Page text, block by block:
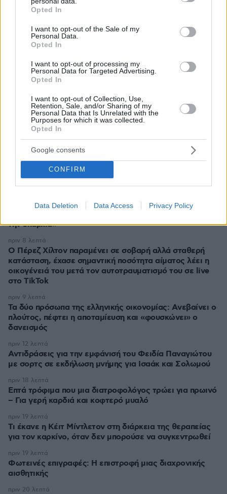
grant or deny consent to Google and its third-party tags to
use your data for below specified purposes in below Google
consent section.
Opted In
I want to opt-out of the Sale of my
Personal Data.
Opted In
I want to opt-out of processing my
Personal Data for Targeted Advertising.
Opted In
I want to opt-out of Collection, Use,
Retention, Sale, and/or Sharing of my
Personal Data that Is Unrelated with the
Purposes for which it was collected.
Opted In
Google consents
CONFIRM
Data Deletion Data Access Privacy Policy
Πώς το τελεσίγραφο Πολάκη επισπεύδει τον σχεδιασμό
Τσίπρα: Τα ψηφοδέλτια, η Κεντρική Επιτροπή και οι…
11.06.2026, 08:41
ΡΟΗ ΕΙΔΗΣΕΩΝ
Ειδήσεις Σχολιασμένα
Τα πιο ακριβά ηλεκτρικά αυτοκίνητα παγκοσμίως
πριν 3 λεπτά
την επαρχία»
πριν 7 λεπτά
Ο Πέρεζ Χίλτον παραμένει σε σοβαρή αλλά σταθερή
κατάσταση, έχασε σημαντική ποσότητα αίματος λέει η
οικογένειά του μετά τον αυτοτραυματισμό του σε live
στο TikTok
πριν 8 λεπτά
Τα δύο πρόσωπα της ελληνικής οικονομίας: Aνεβαίνει ο
πλούτος, πέφτει η αποταμίευση και «φουσκώνει» ο
δανεισμός
πριν 9 λεπτά
Αντιδράσεις για την εμφάνισή του Φειδία Παναγιώτου
με σορτς σε εκδήλωση μνήμης για Ισαάκ και Σολωμού
πριν 12 λεπτά
Επτά τρόφιμα που μια διατροφολόγος τρώει για πρωινό
– Για γερή καρδιά και κοφτερό μυαλό
πριν 18 λεπτά
Τι έκανε η Κέιτ Μίντλετον στη διάρκεια της θεραπείας
για τον καρκίνο, όταν δεν μπορούσε να συγκεντρωθεί
πριν 19 λεπτά
Φωτεινές επιγραφές: Η επιστροφή μιας διαχρονικής
αισθητικής
πριν 19 λεπτά
πριν 20 λεπτά